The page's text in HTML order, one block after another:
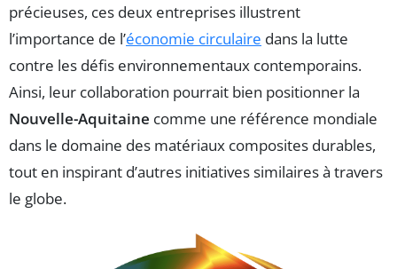
précieuses, ces deux entreprises illustrent
l’importance de l’économie circulaire dans la lutte
contre les défis environnementaux contemporains.
Ainsi, leur collaboration pourrait bien positionner la
Nouvelle-Aquitaine comme une référence mondiale
dans le domaine des matériaux composites durables,
tout en inspirant d’autres initiatives similaires à travers
le globe.